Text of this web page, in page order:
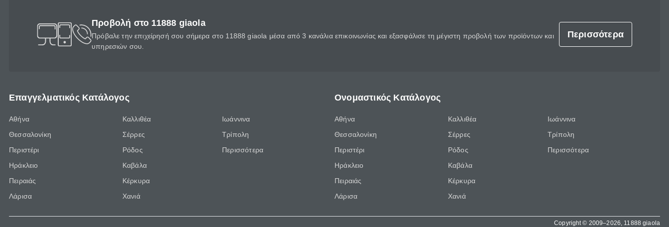
Προβολή στο 11888 giaola
Πρόβαλε την επιχείρησή σου σήμερα στο 11888 giaola μέσα από 3 κανάλια επικοινωνίας και εξασφάλισε τη μέγιστη προβολή των προϊόντων και
υπηρεσιών σου.
Περισσότερα
Επαγγελματικός Κατάλογος
Αθήνα
Θεσσαλονίκη
Περιστέρι
Ηράκλειο
Πειραιάς
Λάρισα
Καλλιθέα
Σέρρες
Ρόδος
Καβάλα
Κέρκυρα
Χανιά
Ιωάννινα
Τρίπολη
Περισσότερα
Ονομαστικός Κατάλογος
Αθήνα
Θεσσαλονίκη
Περιστέρι
Ηράκλειο
Πειραιάς
Λάρισα
Καλλιθέα
Σέρρες
Ρόδος
Καβάλα
Κέρκυρα
Χανιά
Ιωάννινα
Τρίπολη
Περισσότερα
Copyright © 2009–2026, 11888 giaola